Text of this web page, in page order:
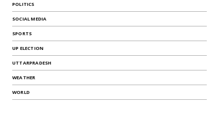
POLITICS
SOCIAL MEDIA
SPORTS
UP ELECTION
UTTARPRADESH
WEATHER
WORLD